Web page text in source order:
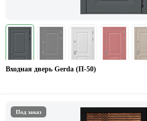
Входная дверь Gerda (П-50)
Под заказ